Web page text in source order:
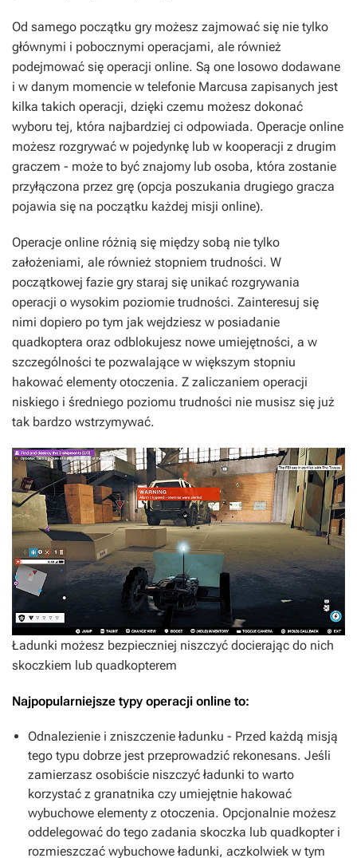
Od samego początku gry możesz zajmować się nie tylko
głównymi i pobocznymi operacjami, ale również
podejmować się operacji online. Są one losowo dodawane
i w danym momencie w telefonie Marcusa zapisanych jest
kilka takich operacji, dzięki czemu możesz dokonać
wyboru tej, która najbardziej ci odpowiada. Operacje online
możesz rozgrywać w pojedynkę lub w kooperacji z drugim
graczem - może to być znajomy lub osoba, która zostanie
przyłączona przez grę (opcja poszukania drugiego gracza
pojawia się na początku każdej misji online).
Operacje online różnią się między sobą nie tylko
założeniami, ale również stopniem trudności. W
początkowej fazie gry staraj się unikać rozgrywania
operacji o wysokim poziomie trudności. Zainteresuj się
nimi dopiero po tym jak wejdziesz w posiadanie
quadkoptera oraz odblokujesz nowe umiejętności, a w
szczególności te pozwalające w większym stopniu
hakować elementy otoczenia. Z zaliczaniem operacji
niskiego i średniego poziomu trudności nie musisz się już
tak bardzo wstrzymywać.
Ładunki możesz bezpieczniej niszczyć docierając do nich
skoczkiem lub quadkopterem
Najpopularniejsze typy operacji online to:
Odnalezienie i zniszczenie ładunku - Przed każdą misją
tego typu dobrze jest przeprowadzić rekonesans. Jeśli
zamierzasz osobiście niszczyć ładunki to warto
korzystać z granatnika czy umiejętnie hakować
wybuchowe elementy z otoczenia. Opcjonalnie możesz
oddelegować do tego zadania skoczka lub quadkopter i
rozmieszczać wybuchowe ładunki, aczkolwiek w tym